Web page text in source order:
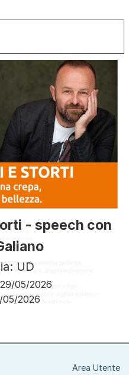
- speech con
UD
05/2026
05/2026
Area Utente